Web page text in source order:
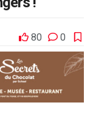
80 0